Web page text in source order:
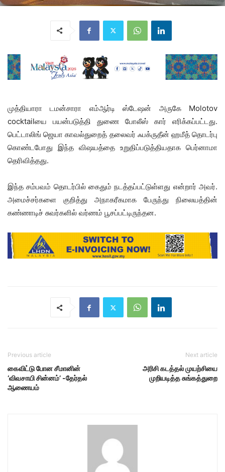
முத்தியாரா டமன்சாரா எம்ஆர்டி ஸ்டேஷன் அருகே Molotov
cocktailயை பயன்படுத்தி துணை போலீஸ் கார் எரிக்கப்பட்டது.
பெட்டாலிங் ஜெயா காவல்துறைத் தலைவர் ஃபக்ருதீன் ஹமீத் தொடர்பு
கொண்டபோது இந்த விஷயத்தை உறுதிப்படுத்தியதாக பெர்னாமா
தெரிவித்தது.
இந்த சம்பவம் தொடர்பில் கைதும் நடத்தப்பட்டுள்ளது என்றார் அவர்.
அமைச்சர்களை குறித்து அநாகரீகமாக பேருந்து நிலையத்தின்
கண்ணாடிச் சுவர்களில் வர்ணம் பூசப்பட்டிருந்தன.
Previous article
கைவிட்டு போன சீமானின்
‘விவசாயி சின்னம்’ -தேர்தல்
ஆணையம்
Next article
அரிசி கடத்தல் முயற்சியை
முறியடித்த சுங்கத்துறை